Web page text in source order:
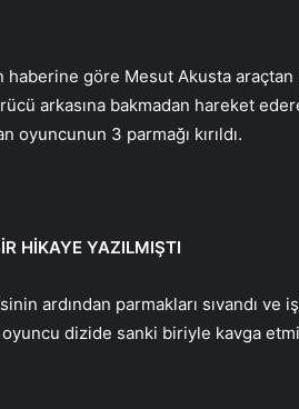
haberine göre Mesut Akusta
arkasına bakmadan hareket
oyuncunun 3 parmağı kırıldı.
HİKAYE YAZILMIŞTI
ardından parmakları sıvandı
dizide sanki biriyle kavga